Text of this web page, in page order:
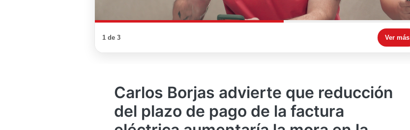
1 de 3 Ver más
Carlos Borjas advierte que reducción
del plazo de pago de la factura